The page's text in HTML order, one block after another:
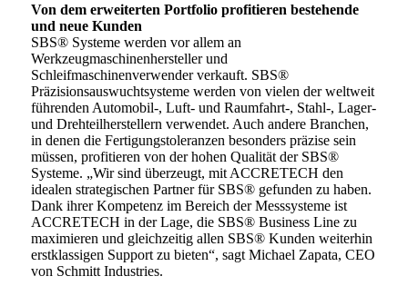
Von dem erweiterten Portfolio profitieren bestehende
und neue Kunden
SBS® Systeme werden vor allem an
Werkzeugmaschinenhersteller und
Schleifmaschinenverwender verkauft. SBS®
Präzisionsauswuchtsysteme werden von vielen der weltweit
führenden Automobil-, Luft- und Raumfahrt-, Stahl-, Lager-
und Drehteilherstellern verwendet. Auch andere Branchen,
in denen die Fertigungstoleranzen besonders präzise sein
müssen, profitieren von der hohen Qualität der SBS®
Systeme. „Wir sind überzeugt, mit ACCRETECH den
idealen strategischen Partner für SBS® gefunden zu haben.
Dank ihrer Kompetenz im Bereich der Messsysteme ist
ACCRETECH in der Lage, die SBS® Business Line zu
maximieren und gleichzeitig allen SBS® Kunden weiterhin
erstklassigen Support zu bieten“, sagt Michael Zapata, CEO
von Schmitt Industries.